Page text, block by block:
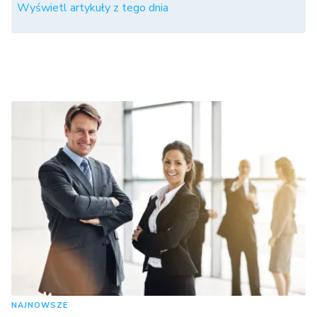
Wyświetl artykuły z tego dnia
NAJNOWSZE